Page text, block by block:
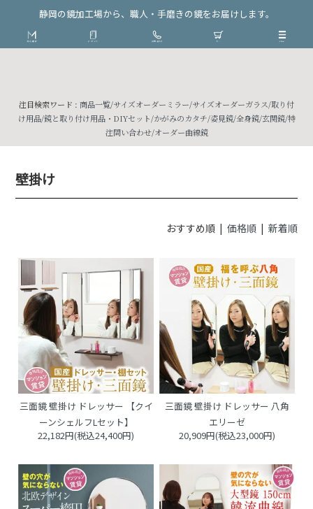
静岡の鏡加工場から、職人・手磨きの鏡をお届けします。
注目検索ワード : 商品一覧/サイズオーダーミラー/サイズオーダーガラス/取り付
け用品/鏡と取り付け用品・DIYセット/かがみのカタチ/姿見鏡/全身鏡/玄関鏡/特
注問い合わせ/オーダー曲線鏡
壁掛け
おすすめ順 | 価格順| 新着順
三面鏡 壁掛け ドレッサー 【クイ
ーンシェルフLセット】
22,182円(税込24,400円)
三面鏡 壁掛け ドレッサー 八角
エリーゼ
20,909円(税込23,000円)